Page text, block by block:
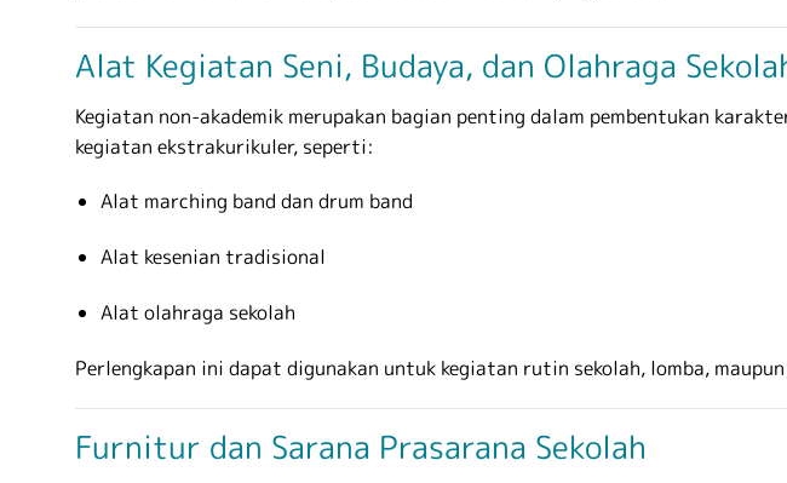
Alat Kegiatan Seni, Budaya, dan Olahraga
Kegiatan non-akademik merupakan bagian penting dalam pembentukan
kegiatan ekstrakurikuler, seperti:
Alat marching band dan drum band
Alat kesenian tradisional
Alat olahraga sekolah
Perlengkapan ini dapat digunakan untuk kegiatan rutin sekolah, lomba,
Furnitur dan Sarana Prasarana Sekolah